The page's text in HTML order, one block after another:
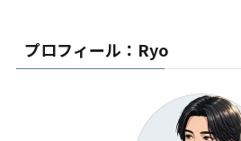
プロフィール：Ryo